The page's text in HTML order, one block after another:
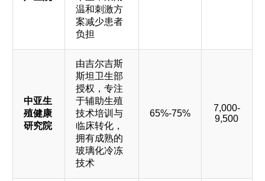
温和刺激方
案减少患者
负担
中亚生
殖健康
研究院
由吉尔吉斯
斯坦卫生部
授权，专注
于辅助生殖
技术培训与
临床转化，
拥有成熟的
玻璃化冷冻
技术
65%-75%
7,000-
9,500